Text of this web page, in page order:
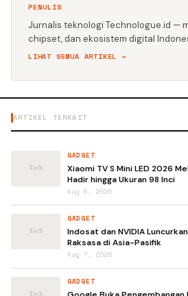
PENULIS
Jurnalis teknologi Technologue.id —
chipset, dan ekosistem digital
LIHAT SEMUA ARTIKEL →
ARTIKEL TERKAIT
GADGET
Xiaomi TV S Mini LED 2026
Hadir hingga Ukuran 98 Inci
Aug 6, 2026
GADGET
Indosat dan NVIDIA
Raksasa di Asia-Pasifik
Aug 7, 2026
GADGET